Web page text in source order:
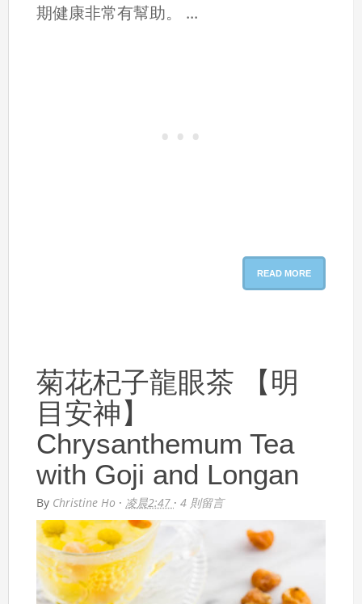
期健康非常有幫助。 ...
READ MORE
菊花杞子龍眼茶 【明
目安神】
Chrysanthemum Tea
with Goji and Longan
By Christine Ho · 凌晨2:47 ·4 則留言